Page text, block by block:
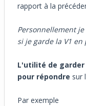
rapport à la
Personnellement
si je garde la V1
L'utilité de garder
pour répondre sur
Par exemple